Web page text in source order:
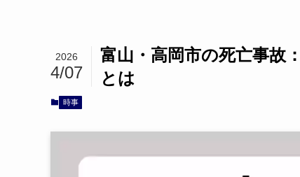
富山・高岡市の死亡事故
とは
2026
4/07
時事